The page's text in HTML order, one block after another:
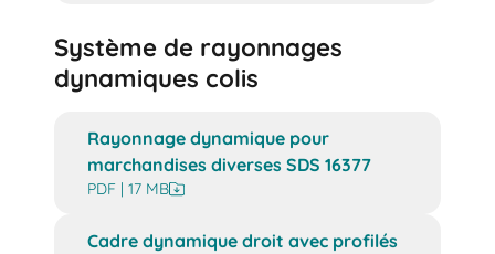
Système de rayonnages
dynamiques colis
Rayonnage dynamique pour
marchandises diverses SDS 16377
PDF | 17 MB
Cadre dynamique droit avec profilés